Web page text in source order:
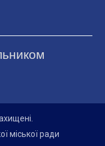
міської ради